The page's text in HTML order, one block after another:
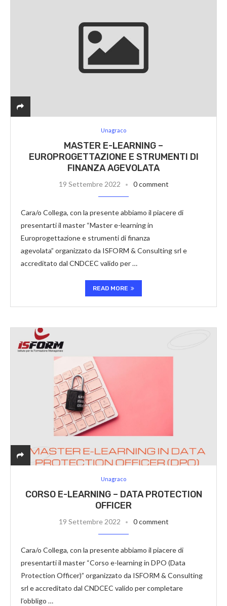
Unagraco
MASTER E-LEARNING –
EUROPROGETTAZIONE E STRUMENTI DI
FINANZA AGEVOLATA
19 Settembre 2022 0 comment
Cara/o Collega, con la presente abbiamo il piacere di
presentarti il master “Master e-learning in
Europrogettazione e strumenti di finanza
agevolata” organizzato da ISFORM & Consulting srl e
accreditato dal CNDCEC valido per …
READ MORE
Unagraco
CORSO E-LEARNING – DATA PROTECTION
OFFICER
19 Settembre 2022 0 comment
Cara/o Collega, con la presente abbiamo il piacere di
presentarti il master “Corso e-learning in DPO (Data
Protection Officer)” organizzato da ISFORM & Consulting
srl e accreditato dal CNDCEC valido per completare
l’obbligo …